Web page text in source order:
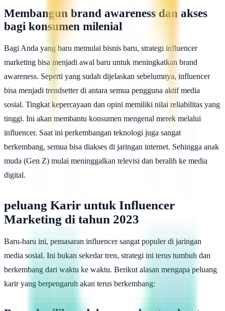
Membangun brand awareness dan akses
bagi konsumen milenial
Bagi Anda yang baru memulai bisnis baru, strategi influencer
marketing bisa menjadi awal baru untuk meningkatkan brand
awareness. Seperti yang sudah dijelaskan sebelumnya, influencer
bisa menjadi trendsetter di antara semua pengguna aktif media
sosial. Tingkat kepercayaan dan opini memiliki nilai reliabilitas yang
tinggi. Ini akan membantu konsumen mengenal merek melalui
influencer. Saat ini perkembangan teknologi juga sangat
berkembang, semua bisa diakses di jaringan internet. Sehingga anak
muda (Gen Z) mulai meninggalkan televisi dan beralih ke media
digital.
peluang Karir untuk Influencer
Marketing di tahun 2023
Baru-baru ini, pemasaran influencer sangat populer di jaringan
media sosial. Ini bukan sekedar tren, strategi ini terus tumbuh dan
berkembang dari waktu ke waktu. Berikut alasan mengapa peluang
karir yang berpengaruh akan terus berkembang: